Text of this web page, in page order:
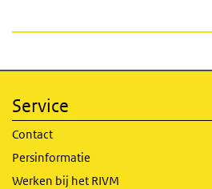
Service
Contact
Persinformatie
Werken bij het RIVM